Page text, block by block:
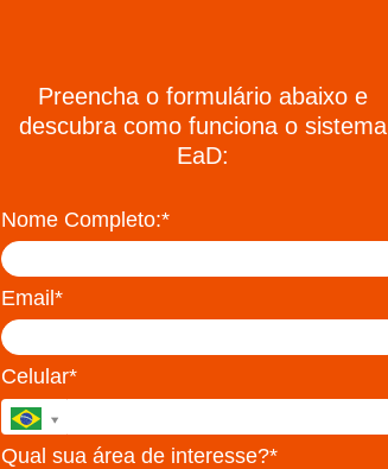
Preencha o formulário abaixo e
descubra como funciona o sistema
EaD:
Nome Completo:*
Email*
Celular*
Qual sua área de interesse?*